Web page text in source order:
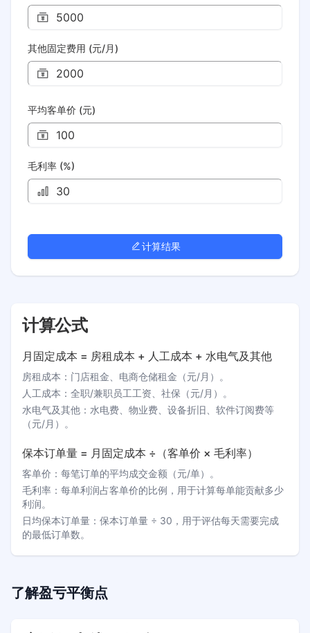
其他固定费用 (元/月)
平均客单价 (元)
毛利率 (%)
计算结果
计算公式
月固定成本 = 房租成本 + 人工成本 + 水电气及其他
房租成本 ： 门店租金、电商仓储租金（元/月）。
人工成本 ： 全职/兼职员工工资、社保（元/月）。
水电气及其他 ： 水电费、物业费、设备折旧、软件订阅费等
（元/月）。
保本订单量 = 月固定成本 ÷（客单价 × 毛利率）
客单价 ： 每笔订单的平均成交金额（元/单）。
毛利率 ： 每单利润占客单价的比例，用于计算每单能贡献多少
利润。
日均保本订单量 ： 保本订单量 ÷ 30，用于评估每天需要完成
的最低订单数。
了解盈亏平衡点